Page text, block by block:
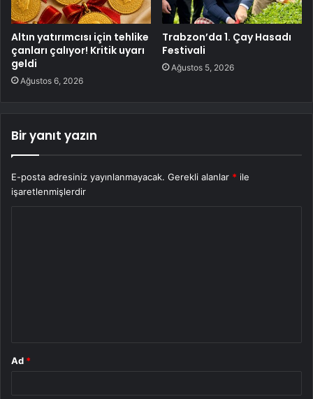
Altın yatırımcısı için tehlike
çanları çalıyor! Kritik uyarı
geldi
Ağustos 6, 2026
Trabzon’da 1. Çay Hasadı
Festivali
Ağustos 5, 2026
Bir yanıt yazın
E-posta adresiniz yayınlanmayacak. Gerekli alanlar * ile
işaretlenmişlerdir
Ad *